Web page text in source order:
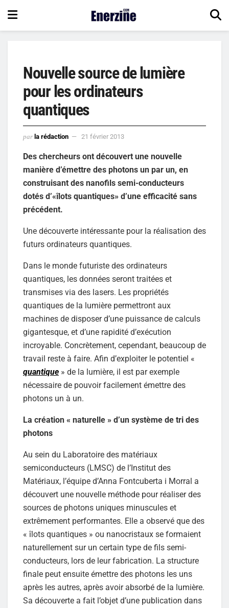
Nouvelle source de lumière
pour les ordinateurs
quantiques
par la rédaction 21 février 2013
Des chercheurs ont découvert une nouvelle
manière d’émettre des photons un par un, en
construisant des nanofils semi-conducteurs
dotés d’«îlots quantiques» d’une efficacité sans
précédent.
Une découverte intéressante pour la réalisation des
futurs ordinateurs quantiques.
Dans le monde futuriste des ordinateurs
quantiques, les données seront traitées et
transmises via des lasers. Les propriétés
quantiques de la lumière permettront aux
machines de disposer d’une puissance de calculs
gigantesque, et d’une rapidité d’exécution
incroyable. Concrètement, cependant, beaucoup de
travail reste à faire. Afin d’exploiter le potentiel «
quantique » de la lumière, il est par exemple
nécessaire de pouvoir facilement émettre des
photons un à un.
La création « naturelle » d’un système de tri des
photons
Au sein du Laboratoire des matériaux
semiconducteurs (LMSC) de l’Institut des
Matériaux, l’équipe d’Anna Fontcuberta i Morral a
découvert une nouvelle méthode pour réaliser des
sources de photons uniques minuscules et
extrêmement performantes. Elle a observé que des
« îlots quantiques » ou nanocristaux se formaient
naturellement sur un certain type de fils semi-
conducteurs, lors de leur fabrication. La structure
finale peut ensuite émettre des photons les uns
après les autres, après avoir absorbé de la lumière.
Sa découverte a fait l’objet d’une publication dans